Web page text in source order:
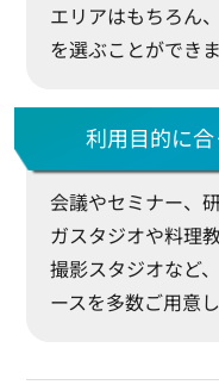
エリアはもちろん
を選ぶことができま
利用目的に
会議やセミナー、
ガスタジオや料理
撮影スタジオなど
ースを多数ご用意